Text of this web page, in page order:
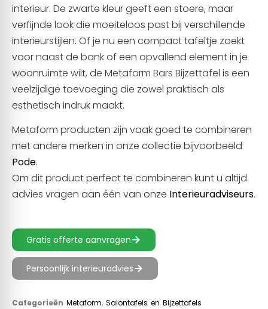
interieur. De zwarte kleur geeft een stoere, maar
verfijnde look die moeiteloos past bij verschillende
interieurstijlen. Of je nu een compact tafeltje zoekt
voor naast de bank of een opvallend element in je
woonruimte wilt, de Metaform Bars Bijzettafel is een
veelzijdige toevoeging die zowel praktisch als
esthetisch indruk maakt.
Metaform producten zijn vaak goed te combineren
met andere merken in onze collectie bijvoorbeeld
Pode.
Om dit product perfect te combineren kunt u altijd
advies vragen aan één van onze Interieuradviseurs.
Gratis offerte aanvragen
Persoonlijk interieuradvies
Categorieën Metaform, Salontafels en Bijzettafels